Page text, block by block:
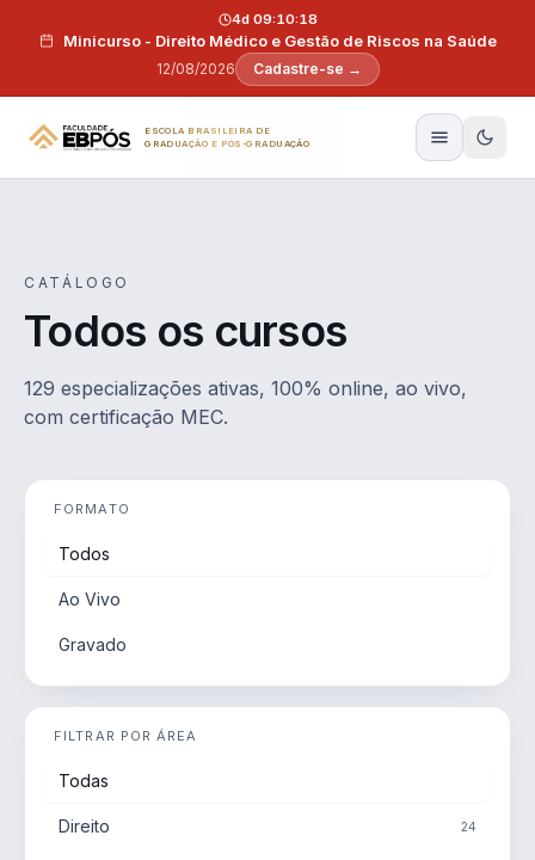
Minicurso - Direito Médico e Gestão de Riscos na Saúde
12/08/2026
4d 09:10:17
Cadastre-se →
ESCOLA BRASILEIRA DE
GRADUAÇÃO E PÓS-GRADUAÇÃO
CATÁLOGO
Todos os cursos
129 especializações ativas, 100% online, ao vivo,
com certificação MEC.
FORMATO
Todos
Ao Vivo
Gravado
FILTRAR POR ÁREA
Todas
Direito 24